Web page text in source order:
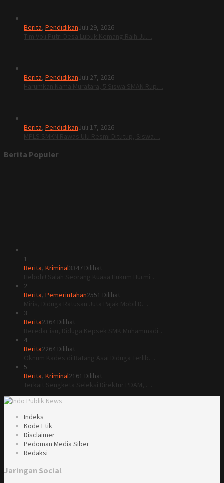
Berita, PendidikanJuli 29, 2026
Tim Voli Putri Desa Lubuk Kemang Raih Ju…
Berita, PendidikanJuli 27, 2026
Harumkan Nama Muratara, 5 Siswa SMAN Rup…
Berita, PendidikanJuli 17, 2026
MPLS SMKN Rawas Ulu Resmi Ditutup, Siswa…
Berita Populer
1
Berita, Kriminal3347 Dilihat
Heboh!! Salah Seorang Kuasa Hukum Hurmi…
2
Berita, Pemerintahan2551 Dilihat
Miris, Diduga Ratusan Juta Pajak Mobil D…
3
Berita2364 Dilihat
Beredar isu, Diduga Kepsek SMK Muhammadi…
4
Berita2264 Dilihat
Oknum Kades di Batang Asai Diduga Terlib…
5
Berita, Kriminal2161 Dilihat
Terkait Sengketa Seleksi Direktur PDAM, …
Indeks
Kode Etik
Disclaimer
Pedoman Media Siber
Redaksi
Jaringan Social